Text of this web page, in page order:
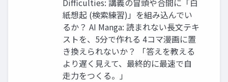
紙想起 (検索練習)」を組み込んでい
るか？ AI Manga: 読まれない長文テキ
ストを、5分で作れる 4コマ漫画に置
き換えられないか？ 「答えを教える
より遅く見えて、最終的に最速で自
走力をつくる。」